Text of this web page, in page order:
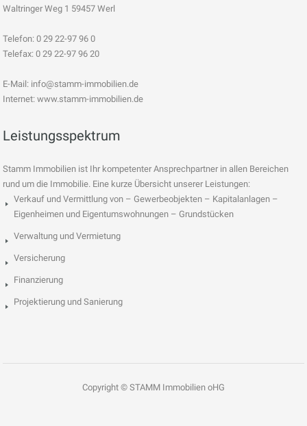
Waltringer Weg 1 59457 Werl
Telefon: 0 29 22-97 96 0
Telefax: 0 29 22-97 96 20
E-Mail: info@stamm-immobilien.de
Internet: www.stamm-immobilien.de
Leistungsspektrum
Stamm Immobilien ist Ihr kompetenter Ansprechpartner in allen Bereichen
rund um die Immobilie. Eine kurze Übersicht unserer Leistungen:
Verkauf und Vermittlung von – Gewerbeobjekten – Kapitalanlagen –
Eigenheimen und Eigentumswohnungen – Grundstücken
Verwaltung und Vermietung
Versicherung
Finanzierung
Projektierung und Sanierung
Copyright © STAMM Immobilien oHG